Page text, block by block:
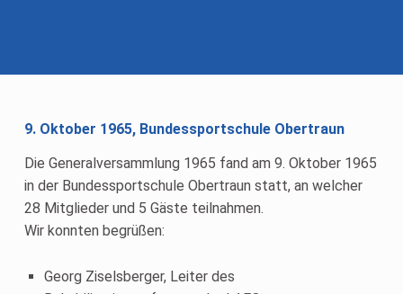
9. Oktober 1965, Bundessportschule Obertraun
Die Generalversammlung 1965 fand am 9. Oktober 1965
in der Bundessportschule Obertraun statt, an welcher
28 Mitglieder und 5 Gäste teilnahmen.
Wir konnten begrüßen:
Georg Ziselsberger, Leiter des